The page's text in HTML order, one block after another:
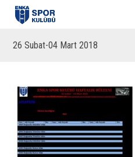
26 Subat-04 Mart 2018